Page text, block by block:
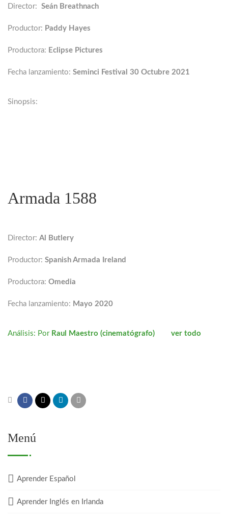
Director: Seán Breathnach
Productor: Paddy Hayes
Productora: Eclipse Pictures
Fecha lanzamiento: Seminci Festival 30 Octubre 2021
Sinopsis:
Armada 1588
Director: Al Butlery
Productor: Spanish Armada Ireland
Productora: Omedia
Fecha lanzamiento: Mayo 2020
Análisis: Por Raul Maestro (cinematógrafo) ver todo
Menú
Aprender Español
Aprender Inglés en Irlanda